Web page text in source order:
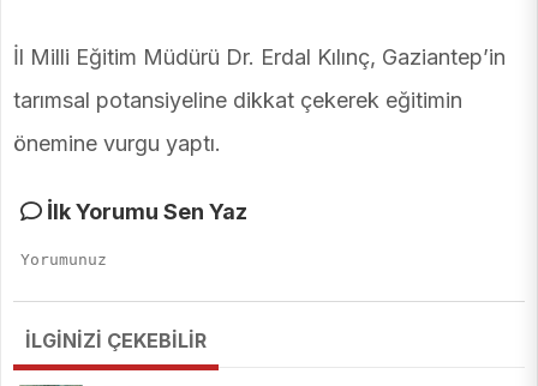
İl Milli Eğitim Müdürü Dr. Erdal Kılınç, Gaziantep’in
tarımsal potansiyeline dikkat çekerek eğitimin
önemine vurgu yaptı.
İlk Yorumu Sen Yaz
İLGİNİZİ ÇEKEBİLİR